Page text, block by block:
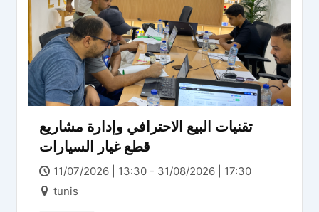
تقنيات البيع الاحترافي وإدارة مشاريع
قطع غيار السيارات
11/07/2026 | 13:30 - 31/08/2026 | 17:30
tunis